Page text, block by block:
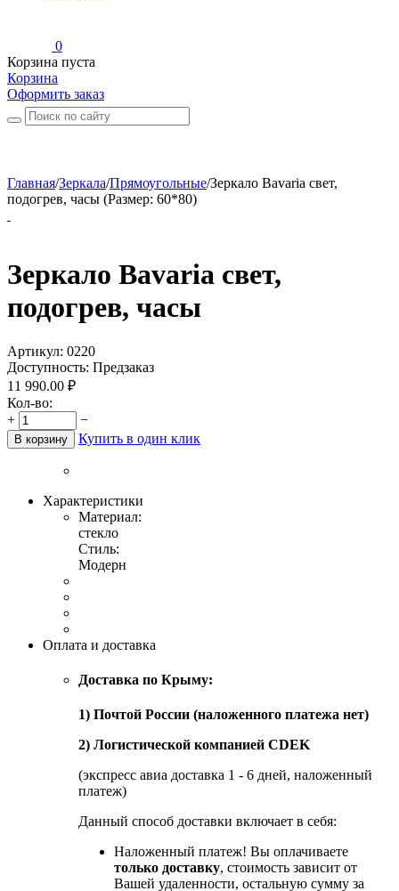
0
Корзина пуста
Корзина
Оформить заказ
Главная/Зеркала/Прямоугольные/Зеркало Bavaria свет,
подогрев, часы (Размер: 60*80)
Зеркало Bavaria свет,
подогрев, часы
Артикул: 0220
Доступность: Предзаказ
11 990.00 ₽
Кол-во:
+
−
В корзину Купить в один клик
Характеристики
Материал:
стекло
Стиль:
Модерн
Оплата и доставка
Доставка по Крыму:
1) Почтой России (наложенного платежа нет)
2) Логистической компанией CDEK
(экспресс авиа доставка 1 - 6 дней, наложенный
платеж)
Данный способ доставки включает в себя:
Наложенный платеж! Вы оплачиваете
только доставку, стоимость зависит от
Вашей удаленности, остальную сумму за